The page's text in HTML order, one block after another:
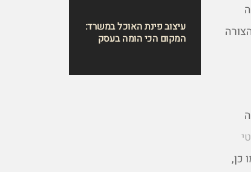
כן,
עיצוב פינת האוכל במשרד:
המקום הכי הומה בעסק